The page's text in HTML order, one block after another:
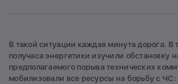
В такой ситуации каждая минута дорога. В
получаса энергетики изучили обстановку
предполагаемого порыва технических
мобилизовали все ресурсы на борьбу с ЧС: